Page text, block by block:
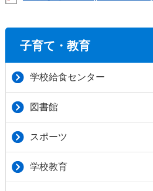
子育て・教育
学校給食センター
図書館
スポーツ
学校教育